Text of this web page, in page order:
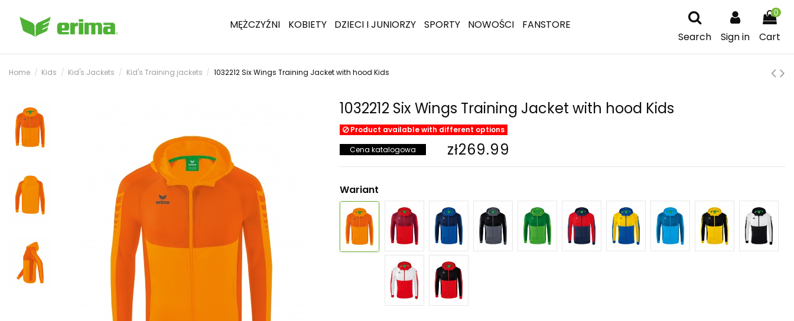
MĘŻCZYŹNI KOBIETY DZIECI I JUNIORZY SPORTY NOWOŚCI
FANSTORE
Search
Sign in
0
Cart
Home Kids Kid's Jackets Kid's Training jackets 1032212 Six Wings Training Jacket with hood Kids
1032212 Six Wings Training Jacket with hood Kids
Product available with different options
Cena katalogowa zł269.99
Wariant